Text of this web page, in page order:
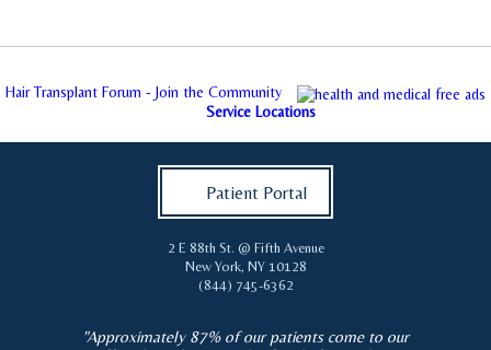
Hair Transplant Forum - Join the Community
Service Locations
Patient Portal
2 E 88th St. @ Fifth Avenue
New York, NY 10128
(844) 745-6362
"Approximately 87% of our patients come to our